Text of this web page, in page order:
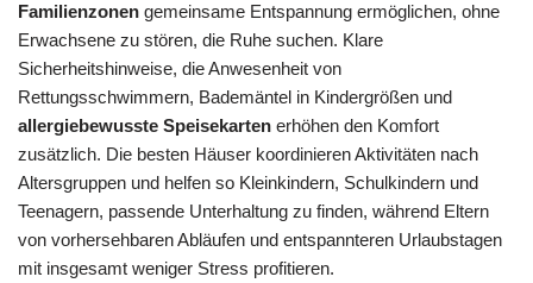
Familienzonen gemeinsame Entspannung ermöglichen, ohne
Erwachsene zu stören, die Ruhe suchen. Klare
Sicherheitshinweise, die Anwesenheit von
Rettungsschwimmern, Bademäntel in Kindergrößen und
allergiebewusste Speisekarten erhöhen den Komfort
zusätzlich. Die besten Häuser koordinieren Aktivitäten nach
Altersgruppen und helfen so Kleinkindern, Schulkindern und
Teenagern, passende Unterhaltung zu finden, während Eltern
von vorhersehbaren Abläufen und entspannteren Urlaubstagen
mit insgesamt weniger Stress profitieren.